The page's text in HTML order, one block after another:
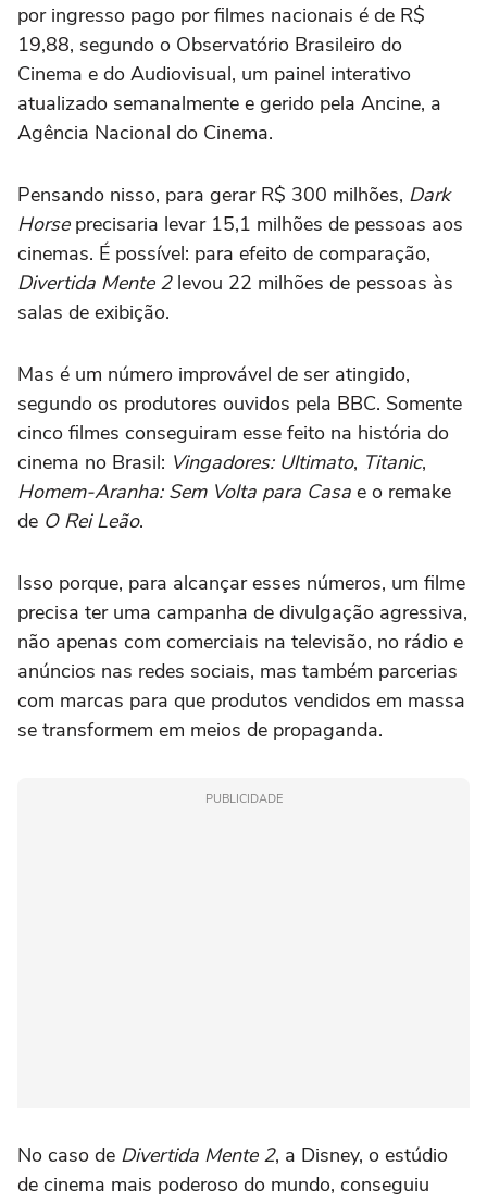
por ingresso pago por filmes nacionais é de R$
19,88, segundo o Observatório Brasileiro do
Cinema e do Audiovisual, um painel interativo
atualizado semanalmente e gerido pela Ancine, a
Agência Nacional do Cinema.
Pensando nisso, para gerar R$ 300 milhões, Dark
Horseprecisaria levar 15,1 milhões de pessoas aos
cinemas. É possível: para efeito de comparação,
Divertida Mente 2levou 22 milhões de pessoas às
salas de exibição.
Mas é um número improvável de ser atingido,
segundo os produtores ouvidos pela BBC. Somente
cinco filmes conseguiram esse feito na história do
cinema no Brasil: Vingadores: Ultimato, Titanic,
Homem-Aranha: Sem Volta para Casa e o remake
de O Rei Leão.
Isso porque, para alcançar esses números, um filme
precisa ter uma campanha de divulgação agressiva,
não apenas com comerciais na televisão, no rádio e
anúncios nas redes sociais, mas também parcerias
com marcas para que produtos vendidos em massa
se transformem em meios de propaganda.
PUBLICIDADE
No caso de Divertida Mente 2, a Disney, o estúdio
de cinema mais poderoso do mundo, conseguiu